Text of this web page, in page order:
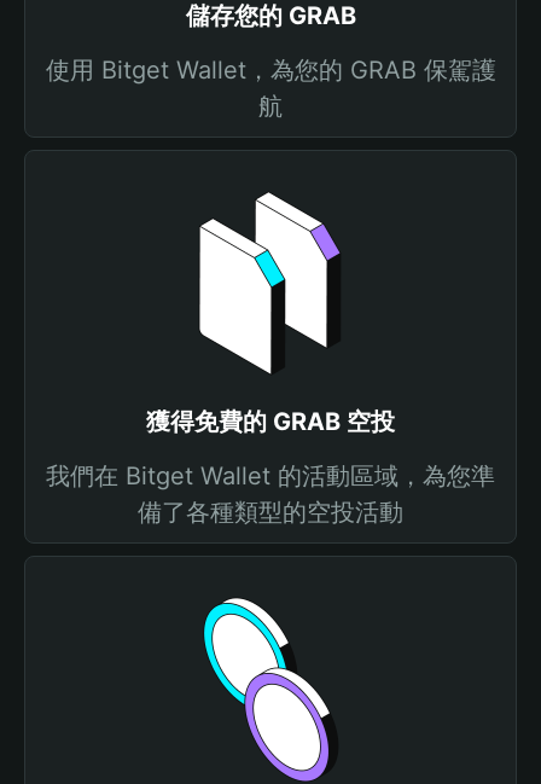
儲存您的 GRAB
使用 Bitget Wallet，為您的 GRAB 保駕護
航
獲得免費的 GRAB 空投
我們在 Bitget Wallet 的活動區域，為您準
備了各種類型的空投活動